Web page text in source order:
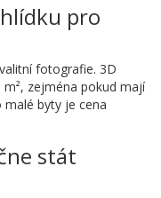
pro
fotografie. 3D
zejména pokud mají
malé byty je cena
stát